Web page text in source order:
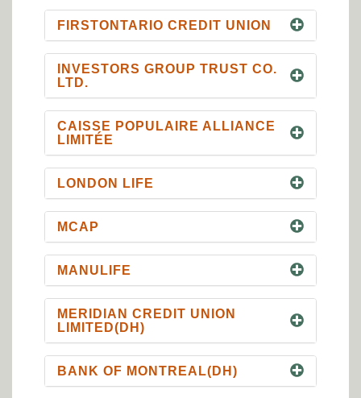
FIRSTONTARIO CREDIT UNION
INVESTORS GROUP TRUST CO.
LTD.
CAISSE POPULAIRE ALLIANCE
LIMITÉE
LONDON LIFE
MCAP
MANULIFE
MERIDIAN CREDIT UNION
LIMITED(DH)
BANK OF MONTREAL(DH)